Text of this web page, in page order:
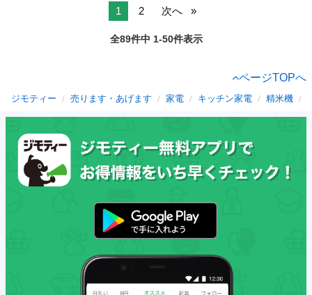
1 2 次へ
全89件中 1-50件表示
ページTOPへ
ジモティー 売ります・あげます 家電 キッチン家電 精米機